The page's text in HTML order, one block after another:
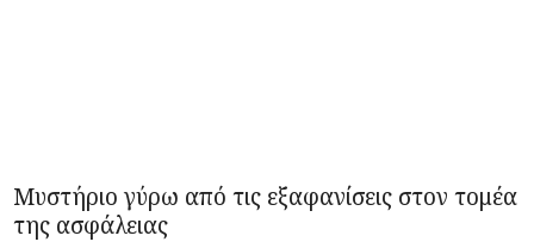
Μυστήριο γύρω από τις εξαφανίσεις στον τομέα
της ασφάλειας